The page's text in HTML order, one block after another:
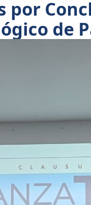
por
de